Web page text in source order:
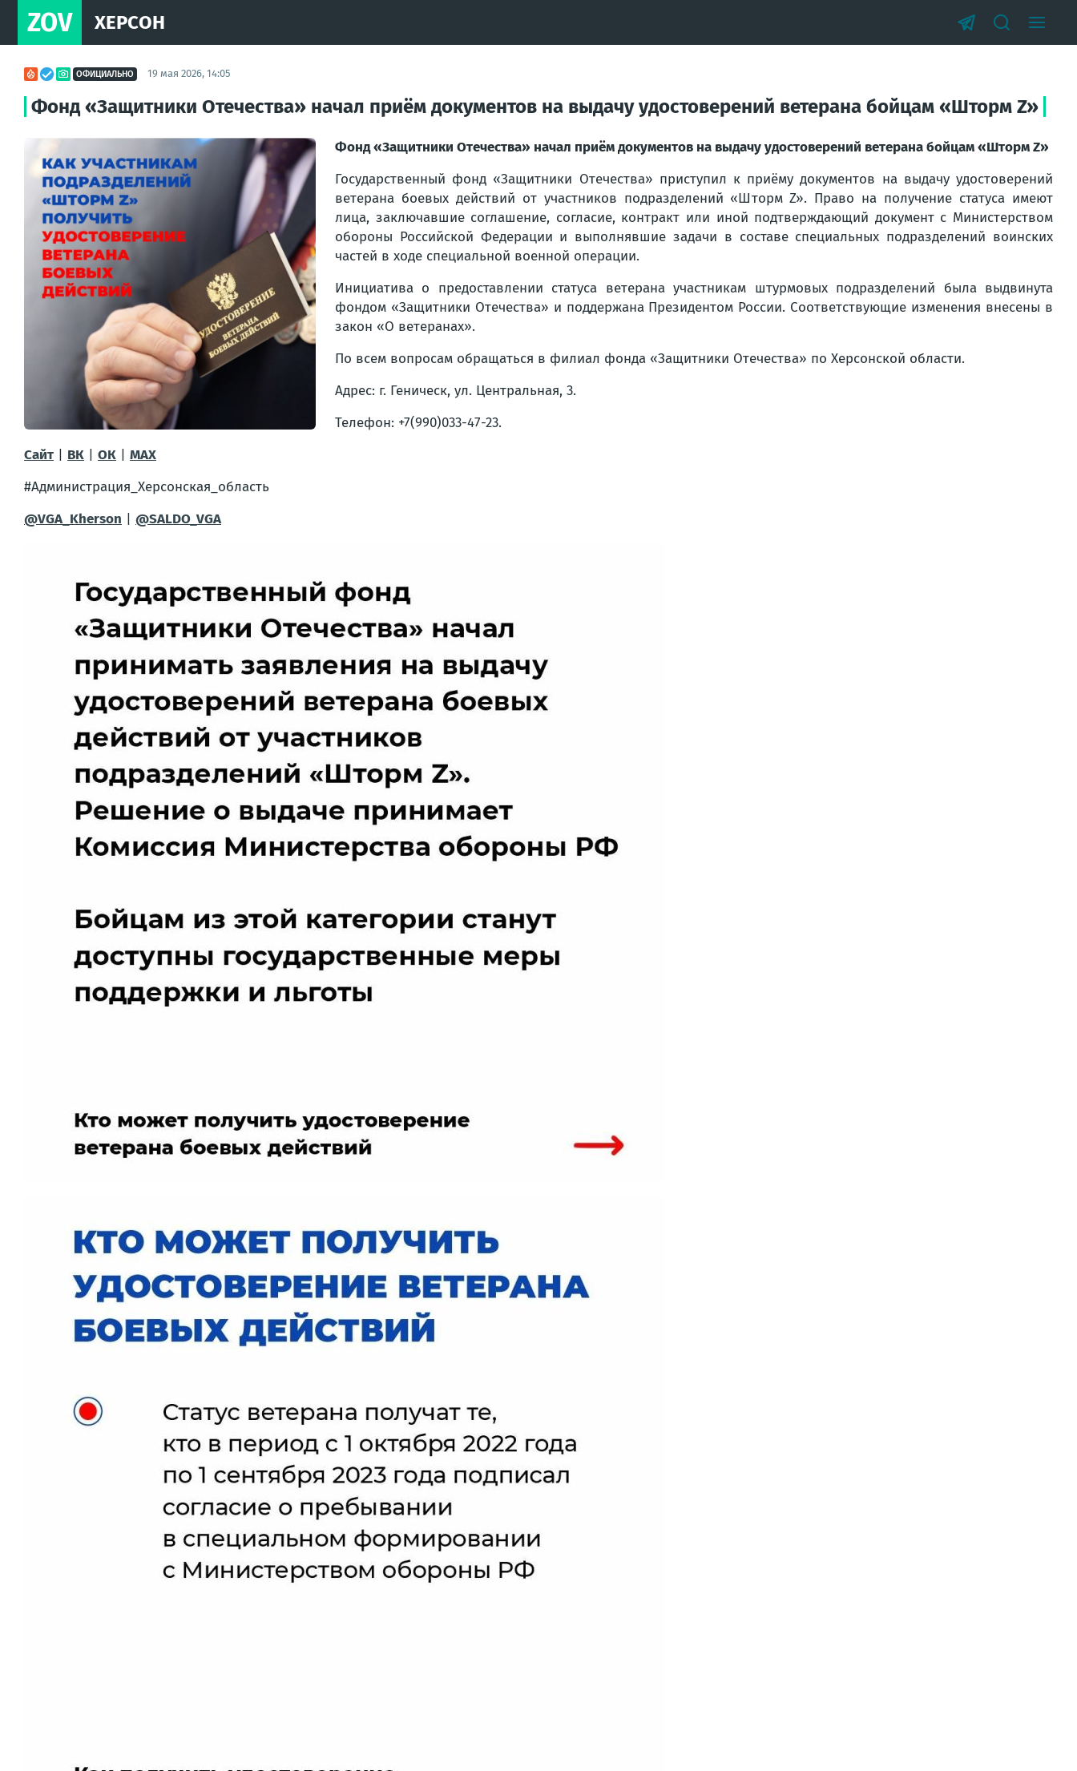
ZOV ХЕРСОН
ОФИЦИАЛЬНО 19 мая 2026, 14:05
Фонд «Защитники Отечества» начал приём документов на выдачу удостоверений ветерана бойцам «Шторм Z»
Фонд «Защитники Отечества» начал приём документов на выдачу удостоверений ветерана бойцам «Шторм Z»
Государственный фонд «Защитники Отечества» приступил к приёму документов на выдачу удостоверений
ветерана боевых действий от участников подразделений «Шторм Z». Право на получение статуса имеют
лица, заключавшие соглашение, согласие, контракт или иной подтверждающий документ с Министерством
обороны Российской Федерации и выполнявшие задачи в составе специальных подразделений воинских
частей в ходе специальной военной операции.
Инициатива о предоставлении статуса ветерана участникам штурмовых подразделений была выдвинута
фондом «Защитники Отечества» и поддержана Президентом России. Соответствующие изменения внесены в
закон «О ветеранах».
По всем вопросам обращаться в филиал фонда «Защитники Отечества» по Херсонской области.
Адрес: г. Геническ, ул. Центральная, 3.
Телефон: +7(990)033-47-23.
Сайт
ВК ОК
MAX
#Администрация_Херсонская_область
@VGA_Kherson
@SALDO_VGA